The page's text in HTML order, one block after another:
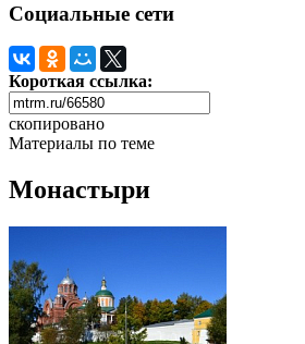
Социальные сети
Короткая ссылка:
скопировано
Материалы по теме
Монастыри